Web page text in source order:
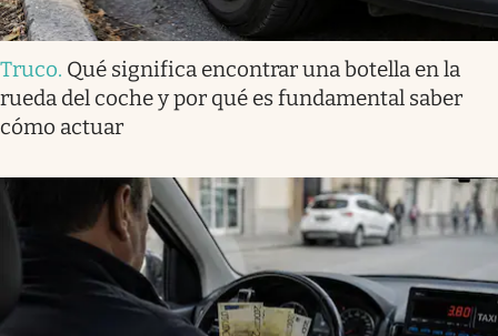
Truco. Qué significa encontrar una botella en la
rueda del coche y por qué es fundamental saber
cómo actuar